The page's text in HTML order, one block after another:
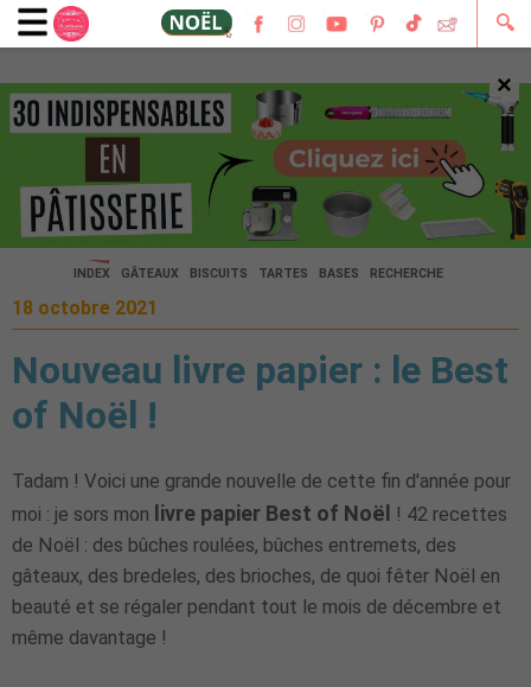
🔍
×
🔍
INDEX GÂTEAUX BISCUITS TARTES BASES RECHERCHE
18 octobre 2021
Nouveau livre papier : le Best
of Noël !
Tadam ! Voici une grande nouvelle de cette fin d'année pour
moi : je sors mon livre papier Best of Noël ! 42 recettes
de Noël : des bûches roulées, bûches entremets, des
gâteaux, des bredeles, des brioches, de quoi fêter Noël en
beauté et se régaler pendant tout le mois de décembre et
même davantage !